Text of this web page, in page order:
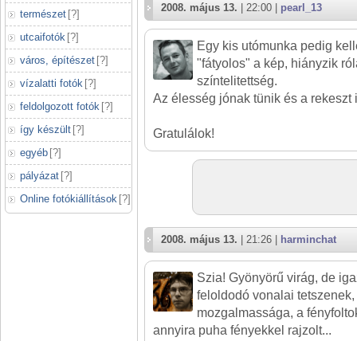
természet [?]
utcaifotók [?]
város, építészet [?]
vízalatti fotók [?]
feldolgozott fotók [?]
így készült [?]
egyéb [?]
pályázat [?]
Online fotókiállítások [?]
2008. május 13. | 22:00 | pearl_13
Egy kis utómunka pedig
"fátyolos" a kép, hiányzik
színtelitettség.
Az élesség jónak tünik és a rekeszt
Gratulálok!
2008. május 13. | 21:26 | harminchat
Szia! Gyönyörű virág, de
feloldodó vonalai tetszenek,
mozgalmassága, a
annyira puha fényekkel rajzolt...